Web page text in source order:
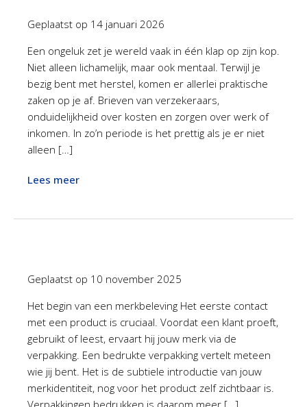
Geplaatst op 14 januari 2026
Een ongeluk zet je wereld vaak in één klap op zijn kop.
Niet alleen lichamelijk, maar ook mentaal. Terwijl je
bezig bent met herstel, komen er allerlei praktische
zaken op je af. Brieven van verzekeraars,
onduidelijkheid over kosten en zorgen over werk of
inkomen. In zo’n periode is het prettig als je er niet
alleen […]
Lees meer
Geplaatst op 10 november 2025
Het begin van een merkbeleving Het eerste contact
met een product is cruciaal. Voordat een klant proeft,
gebruikt of leest, ervaart hij jouw merk via de
verpakking. Een bedrukte verpakking vertelt meteen
wie jij bent. Het is de subtiele introductie van jouw
merkidentiteit, nog voor het product zelf zichtbaar is.
Verpakkingen bedrukken is daarom meer […]